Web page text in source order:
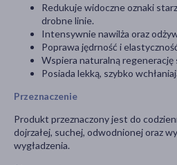
Redukuje widoczne oznaki
drobne linie.
Intensywnie nawilża oraz
Poprawa jędrność i
Wspiera naturalną regenerację
Posiada lekką, szybko
Przeznaczenie
Produkt przeznaczony jest do
dojrzałej, suchej, odwodnionej oraz
wygładzenia.